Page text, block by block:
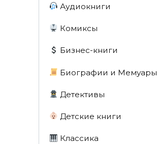
Аудиокниги
Комиксы
Бизнес-книги
Биографии и Мемуары
Детективы
Детские книги
Классика